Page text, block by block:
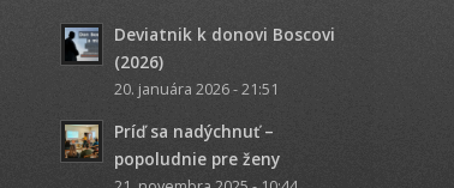
Deviatnik k donovi Boscovi
(2026)
20. januára 2026 - 21:51
Príď sa nadýchnuť –
popoludnie pre ženy